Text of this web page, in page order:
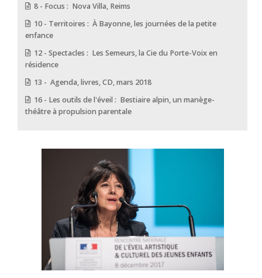
8 - Focus : Nova Villa, Reims
10 - Territoires : À Bayonne, les journées de la petite
enfance
12 - Spectacles : Les Semeurs, la Cie du Porte-Voix en
résidence
13 - Agenda, livres, CD, mars 2018
16 - Les outils de l'éveil : Bestiaire alpin, un manège-
théâtre à propulsion parentale